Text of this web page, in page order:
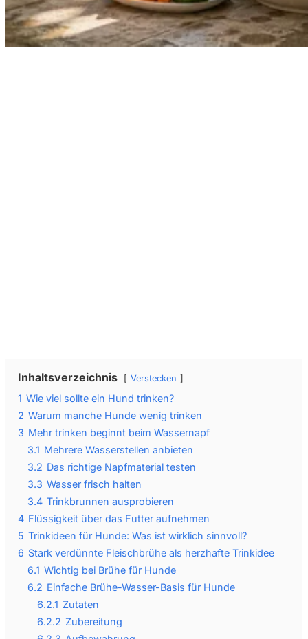
Inhaltsverzeichnis Verstecken
1 Wie viel sollte ein Hund trinken?
2 Warum manche Hunde wenig trinken
3 Mehr trinken beginnt beim Wassernapf
3.1 Mehrere Wasserstellen anbieten
3.2 Das richtige Napfmaterial testen
3.3 Wasser frisch halten
3.4 Trinkbrunnen ausprobieren
4 Flüssigkeit über das Futter aufnehmen
5 Trinkideen für Hunde: Was ist wirklich sinnvoll?
6 Stark verdünnte Fleischbrühe als herzhafte Trinkidee
6.1 Wichtig bei Brühe für Hunde
6.2 Einfache Brühe-Wasser-Basis für Hunde
6.2.1 Zutaten
6.2.2 Zubereitung